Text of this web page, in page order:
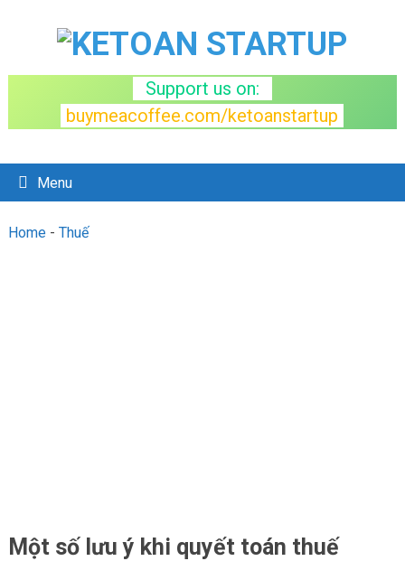
Support us on:
buymeacoffee.com/ketoanstartup
Menu
Home- Thuế
Một số lưu ý khi quyết toán thuế